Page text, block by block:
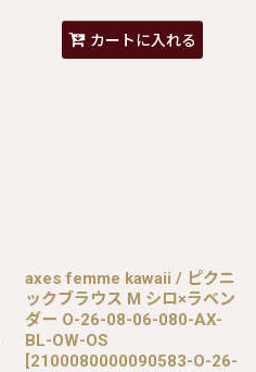
カートに入れる
axes femme kawaii / ピクニ
ックブラウス M シロ×ラベン
ダー O-26-08-06-080-AX-
BL-OW-OS
[2100080000090583-O-26-